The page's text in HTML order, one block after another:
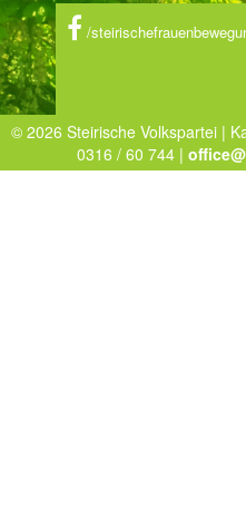
/
© 2026 Steirische Volkspartei |
0316 / 60 744 |